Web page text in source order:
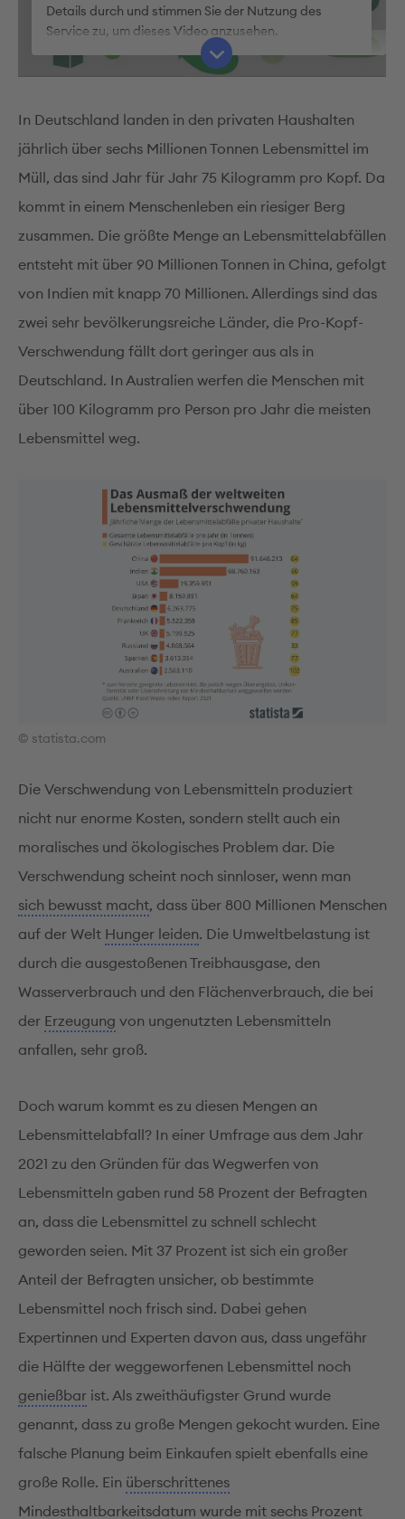
Details durch und stimmen Sie der Nutzung des
Service zu, um dieses Video anzusehen.
Mehr Informationen
Akzeptieren
In Deutschland landen in den privaten Haushalten
jährlich über sechs Millionen Tonnen Lebensmittel im
Müll, das sind Jahr für Jahr 75 Kilogramm pro Kopf. Da
kommt in einem Menschenleben ein riesiger Berg
zusammen. Die größte Menge an Lebensmittelabfällen
entsteht mit über 90 Millionen Tonnen in China, gefolgt
von Indien mit knapp 70 Millionen. Allerdings sind das
zwei sehr bevölkerungsreiche Länder, die Pro-Kopf-
Verschwendung fällt dort geringer aus als in
Deutschland. In Australien werfen die Menschen mit
über 100 Kilogramm pro Person pro Jahr die meisten
Lebensmittel weg.
© statista.com
Die Verschwendung von Lebensmitteln produziert
nicht nur enorme Kosten, sondern stellt auch ein
moralisches und ökologisches Problem dar. Die
Verschwendung scheint noch sinnloser, wenn man
sich bewusst macht, dass über 800 Millionen Menschen
auf der Welt Hunger leiden. Die Umweltbelastung ist
durch die ausgestoßenen Treibhausgase, den
Wasserverbrauch und den Flächenverbrauch, die bei
der Erzeugung von ungenutzten Lebensmitteln
anfallen, sehr groß.
Doch warum kommt es zu diesen Mengen an
Lebensmittelabfall? In einer Umfrage aus dem Jahr
2021 zu den Gründen für das Wegwerfen von
Lebensmitteln gaben rund 58 Prozent der Befragten
an, dass die Lebensmittel zu schnell schlecht
geworden seien. Mit 37 Prozent ist sich ein großer
Anteil der Befragten unsicher, ob bestimmte
Lebensmittel noch frisch sind. Dabei gehen
Expertinnen und Experten davon aus, dass ungefähr
die Hälfte der weggeworfenen Lebensmittel noch
genießbar ist. Als zweithäufigster Grund wurde
genannt, dass zu große Mengen gekocht wurden. Eine
falsche Planung beim Einkaufen spielt ebenfalls eine
große Rolle. Ein überschrittenes
Mindesthaltbarkeitsdatum wurde mit sechs Prozent